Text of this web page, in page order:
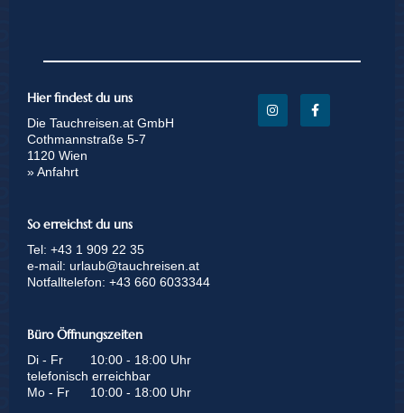
Hier findest du uns
Die Tauchreisen.at GmbH
Cothmannstraße 5-7
1120 Wien
» Anfahrt
So erreichst du uns
Tel: +43 1 909 22 35
e-mail: urlaub@tauchreisen.at
Notfalltelefon: +43 660 6033344
Büro Öffnungszeiten
Di - Fr
10:00 - 18:00 Uhr
telefonisch erreichbar
Mo - Fr
10:00 - 18:00 Uhr